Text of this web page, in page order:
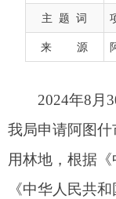
主 题 词
来 源
用林地，根据《中
《中华人民共和国
定，现将使用林地
体化项目二、项目
和改革委员会文件
粪污一体化项目可